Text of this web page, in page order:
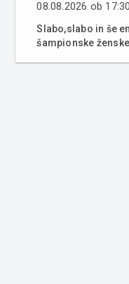
08.08.2026 ob
Slabo,slabo in še
šampionske